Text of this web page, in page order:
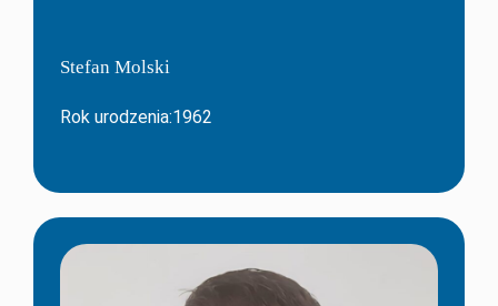
Stefan Molski
Rok urodzenia:1962